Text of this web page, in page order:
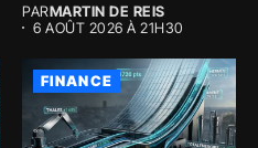
PARMARTIN DE REIS
6 AOÛT 2026 À 21H30
FINANCE